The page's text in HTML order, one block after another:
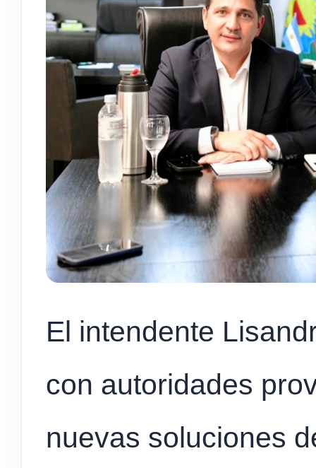
El intendente
con autoridades
nuevas soluciones